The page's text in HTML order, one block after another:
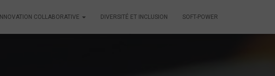
INNOVATION COLLABORATIVE DIVERSITÉ ET INCLUSION SOFT-POWER